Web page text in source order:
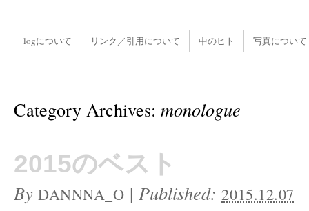
logについて リンク／引用について 中のヒト 写真について
Category Archives: monologue
2015のベスト
By DANNNA_O |Published:2015.12.07